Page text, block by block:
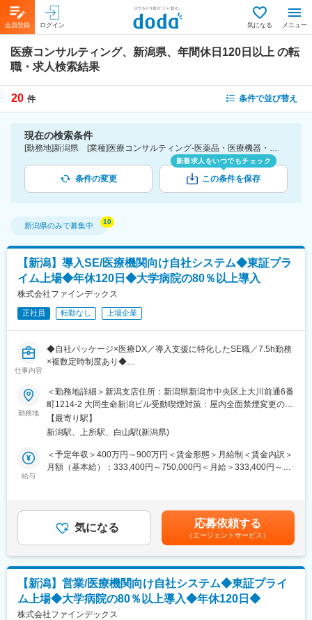
会員登録 ログイン 気になる メニュー
医療コンサルティング、新潟県、年間休日120日以上 の転
職・求人検索結果
20 件 条件で並び替え
現在の検索条件
[勤務地]新潟県 [業種]医療コンサルティング-医薬品・医療機器・ライフサイエンス・医療系サービス [こだわり条件ピックアップ]年間休日120日以上 [詳細条件](休日・働き方)年間休日120日以上
条件の変更
新着求人をいつでもチェック
この条件を保存
新潟県のみで募集中
【新潟】導入SE/医療機関向け自社システム◆東証プラ
イム上場◆年休120日◆大学病院の80％以上導入
株式会社ファインデックス
正社員 転勤なし 上場企業
仕事内容
◆自社パッケージ×医療DX／導入支援に特化したSE職／7.5h勤務
×複数定時制度あり◆
■業務概要：
大学病院・総合病院・クリニックなど幅広い医療機関に対し、自
社開発ソフトウェア（Claio／DocuMaker 等）の導入を支援する
ポジションです。
システムのセットアップから現地での設置・検証、操作研修、稼
働後サポートまで、医療現場のDX推進に欠かせない工程を一貫し
て担当します。
・医療データ管理や文書作成のデジタル化を通じ、医療現場の負
荷軽減に貢献する
・操作研修や稼働フォローを通じ、医療機関でのスムーズな定
■業務詳細：
・導入準備（セットアップ、インストール、動作確認）
・医療機関での現地設置、検証作業
・医師・事務スタッフ向けの操作教育
勤務地
＜勤務地詳細＞新潟支店住所：新潟県新潟市中央区上大川前通6番
町1214-2 大同生命新潟ビル受動喫煙対策：屋内全面禁煙変更の範
囲：会社の定める事業所（リモートワーク含む）
【最寄り駅】
新潟駅、上所駅、白山駅(新潟県)
給与
＜予定年収＞400万円～900万円＜賃金形態＞月給制＜賃金内訳＞
月額（基本給）：333,400円～750,000円＜月給＞333,400円～
賃金はあくまでも目安の金額であり、選考を通じて上下する可能
性があります。月給(月額)は固定手当を含めた表記です。
気になる 応募依頼する
（エージェントサービス）
【新潟】営業/医療機関向け自社システム◆東証プライ
ム上場◆大学病院の80％以上導入◆年休120日◆
株式会社ファインデックス